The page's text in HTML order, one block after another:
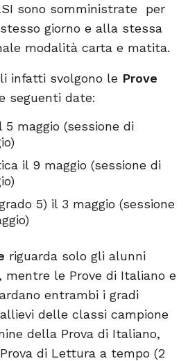
sono somministrate per
giorno e alla stessa
modalità carta e matita.
infatti svolgono le Prove
seguenti date:
5 maggio (sessione di
il 9 maggio (sessione di
5) il 3 maggio (sessione
riguarda solo gli alunni
le Prove di Italiano e
entrambi i gradi
delle classi campione
della Prova di Italiano,
di Lettura a tempo (2